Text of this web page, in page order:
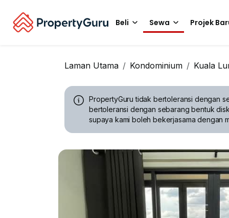
Beli Sewa Projek
Laman Utama Kondominium Kuala
PropertyGuru tidak bertoleransi dengan
bertoleransi dengan sebarang bentuk
supaya kami boleh bekerjasama dengan